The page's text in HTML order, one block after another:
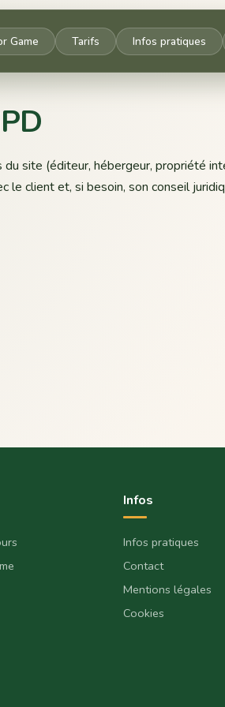
Game Tarifs Infos pratiques
site (éditeur, hébergeur, propriété
le client et, si besoin, son conseil
Infos
Infos pratiques
Contact
Mentions légales
Cookies